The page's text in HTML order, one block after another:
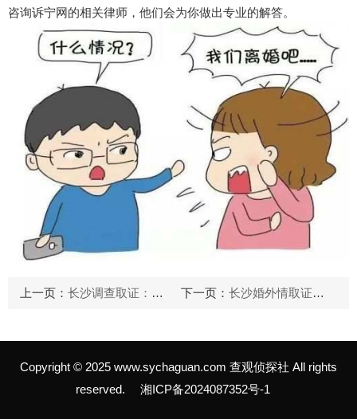
咨询诉宁网的相关律师，他们会为你做出专业的解答。
上一页： 长沙调查取证：未婚先孕，女工能享受法定产假及产假待遇吗 下一页：长沙婚外情取证：办理结婚证流程有哪些
Copyright © 2025 www.sychaguan.com 查观侦探社 All rights
reserved.
湘ICP备2024087352号-1